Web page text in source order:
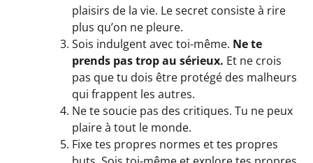
plaisirs de la vie. Le secret consiste à rire
plus qu’on ne pleure.
Sois indulgent avec toi-même. Ne te
prends pas trop au sérieux. Et ne crois
pas que tu dois être protégé des malheurs
qui frappent les autres.
Ne te soucie pas des critiques. Tu ne peux
plaire à tout le monde.
Fixe tes propres normes et tes propres